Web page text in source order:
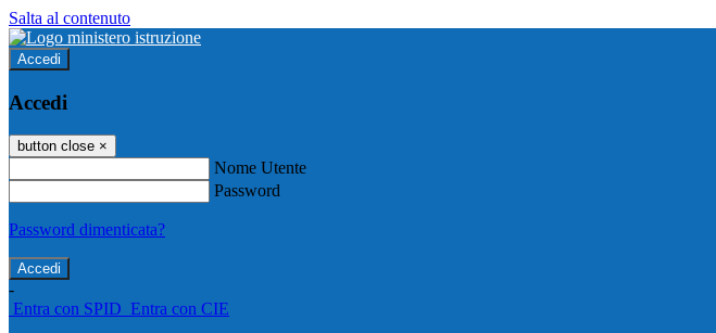
Salta al contenuto
Accedi
Accedi
button close ×
Nome Utente
Password
Password dimenticata?
-
Entra con SPID Entra con CIE